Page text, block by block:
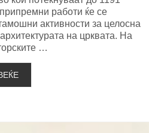
работи ќе се
активности за целосна
на црквата. На
…